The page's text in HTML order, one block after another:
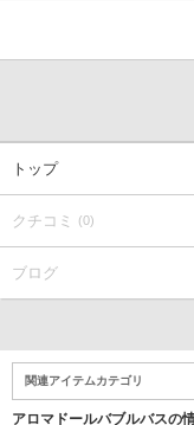
トップ
クチコミ (0)
ブログ
関連アイテムカテゴリ
アロマドールバブルバスの